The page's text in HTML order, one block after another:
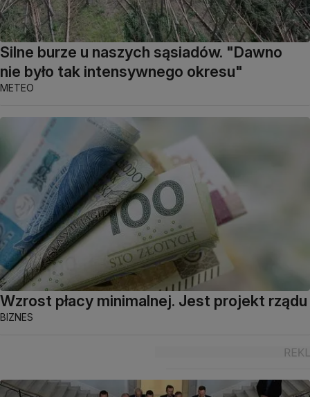
Silne burze u naszych sąsiadów. "Dawno
nie było tak intensywnego okresu"
METEO
Wzrost płacy minimalnej. Jest projekt rządu
BIZNES